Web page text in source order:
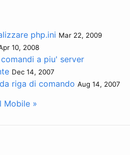
php.ini Mar 22, 2009
10, 2008
a piu' server
Dec 14, 2007
riga di comando Aug 14, 2007
Mobile »